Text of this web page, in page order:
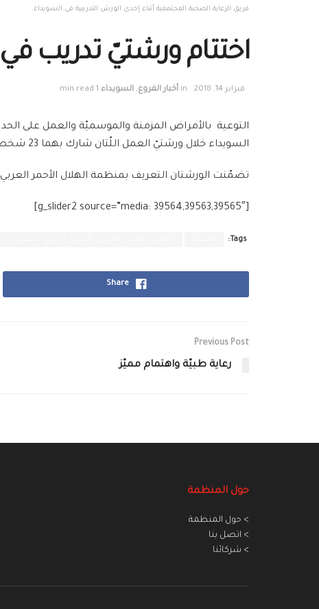
فريق الرعاية الصحية المجتمعية أثناء إحدى الورش التدريبية في السويداء.
اختتام ورشتيّ تدريب
فبراير 14, 2018 in أخبار الفروع, السويداء 1 min read
التوعية بالأمراض المزمنة والموسميّة والعمل على
السويداء خلال ورشتيّ العمل اللّتان شارك بهما 23 شخصاً من المجتمع المحلّي في كل من قرى عنز والمغير-وخربة عواد-
تضمّنت الورشتان التعريف بمنظمة الهلال الأحمر
[g_slider2 source=”media: 39564,39563,39565″]
Tags:
Share
Previous Post
رعاية طبيّة واهتمام مميّز
حول المنظمة
> حول المنظمة
> اتصل بنا
> شركائنا